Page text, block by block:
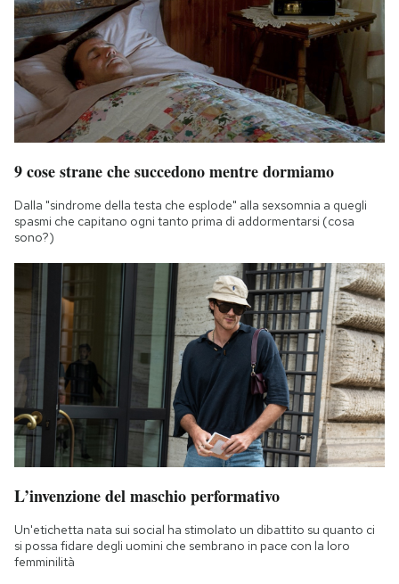
9 cose strane che succedono mentre dormiamo
Dalla "sindrome della testa che esplode" alla sexsomnia a quegli
spasmi che capitano ogni tanto prima di addormentarsi (cosa
sono?)
L’invenzione del maschio performativo
Un'etichetta nata sui social ha stimolato un dibattito su quanto ci
si possa fidare degli uomini che sembrano in pace con la loro
femminilità